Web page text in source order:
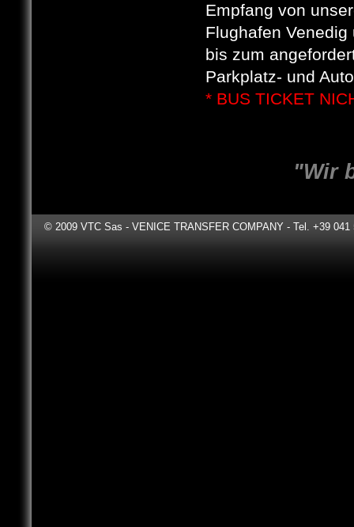
Empfang von
Flughafen
bis zum
Parkplatz- und
* BUS TICKET
"Wir
© 2009 VTC Sas - VENICE TRANSFER COMPANY - Tel. +39 041